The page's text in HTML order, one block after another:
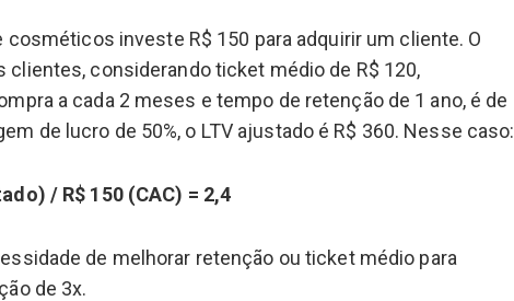
cosméticos investe R$ 150 para adquirir um cliente. O
clientes, considerando ticket médio de R$ 120,
a cada 2 meses e tempo de retenção de 1 ano, é de
de lucro de 50%, o LTV ajustado é R$ 360. Nesse caso:
/ R$ 150 (CAC) = 2,4
de melhorar retenção ou ticket médio para
de 3x.